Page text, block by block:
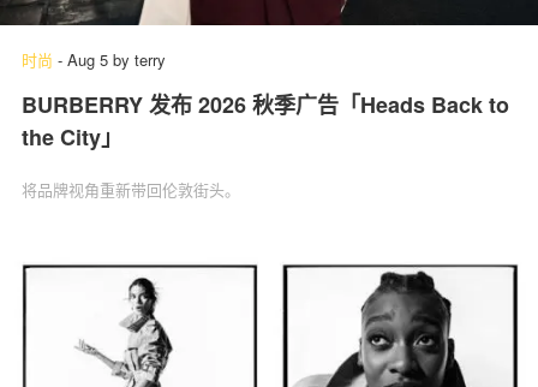
时尚 - Aug 5 by terry
BURBERRY 发布 2026 秋季广告「Heads Back to
the City」
将品牌视角重新带回伦敦街头。